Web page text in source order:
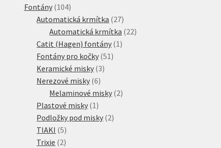
Fontány 104104
produktů
Automatická krmítka 2727
produktů
Automatická krmítka 2222
Catit (Hagen) fontány 1 1
Fontány pro kočky 51 51
Keramické misky 33
Nerezové misky 66
produktů
Melaminové misky 22
Plastové misky 1 1
produkt
Podložky pod misky 22
TIAKI 55
produktů
Trixie 22